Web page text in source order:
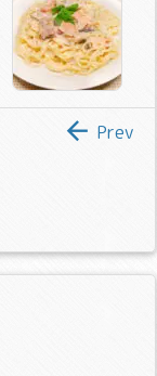
 Prev